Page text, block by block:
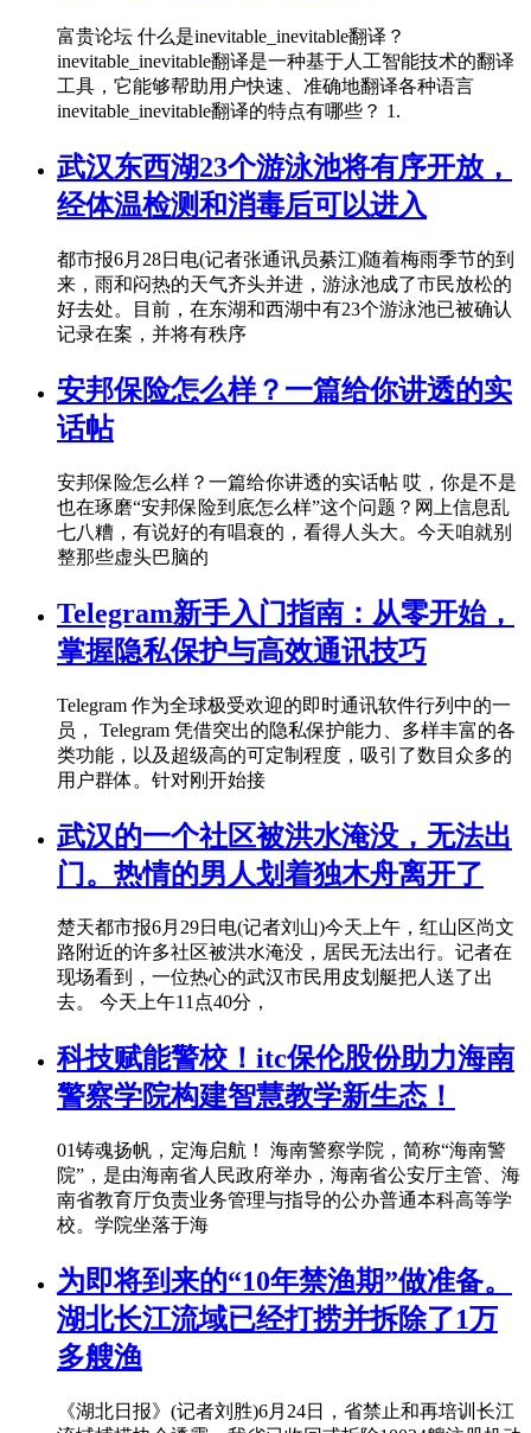
富贵论坛 什么是inevitable_inevitable翻译？
inevitable_inevitable翻译是一种基于人工智能技术的翻译
工具，它能够帮助用户快速、准确地翻译各种语言
inevitable_inevitable翻译的特点有哪些？ 1.
武汉东西湖23个游泳池将有序开放，
经体温检测和消毒后可以进入
都市报6月28日电(记者张通讯员綦江)随着梅雨季节的到
来，雨和闷热的天气齐头并进，游泳池成了市民放松的
好去处。目前，在东湖和西湖中有23个游泳池已被确认
记录在案，并将有秩序
安邦保险怎么样？一篇给你讲透的实
话帖
安邦保险怎么样？一篇给你讲透的实话帖 哎，你是不是
也在琢磨“安邦保险到底怎么样”这个问题？网上信息乱
七八糟，有说好的有唱衰的，看得人头大。今天咱就别
整那些虚头巴脑的
Telegram新手入门指南：从零开始，
掌握隐私保护与高效通讯技巧
Telegram 作为全球极受欢迎的即时通讯软件行列中的一
员， Telegram 凭借突出的隐私保护能力、多样丰富的各
类功能，以及超级高的可定制程度，吸引了数目众多的
用户群体。针对刚开始接
武汉的一个社区被洪水淹没，无法出
门。热情的男人划着独木舟离开了
楚天都市报6月29日电(记者刘山)今天上午，红山区尚文
路附近的许多社区被洪水淹没，居民无法出行。记者在
现场看到，一位热心的武汉市民用皮划艇把人送了出
去。 今天上午11点40分，
科技赋能警校！itc保伦股份助力海南
警察学院构建智慧教学新生态！
01铸魂扬帆，定海启航！ 海南警察学院，简称“海南警
院”，是由海南省人民政府举办，海南省公安厅主管、海
南省教育厅负责业务管理与指导的公办普通本科高等学
校。学院坐落于海
为即将到来的“10年禁渔期”做准备。
湖北长江流域已经打捞并拆除了1万
多艘渔
《湖北日报》(记者刘胜)6月24日，省禁止和再培训长江